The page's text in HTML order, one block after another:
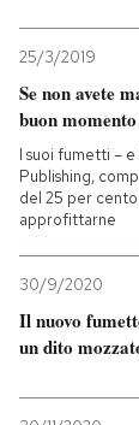
25/3/2019
Se non avete
buon
I suoi fumetti –
Publishing,
del 25 per
approfittarne
30/9/2020
Il nuovo
un dito